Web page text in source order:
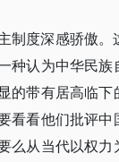
制度深感骄傲
种认为中华民
的带有居高临
看看他们批评
么从当代以权